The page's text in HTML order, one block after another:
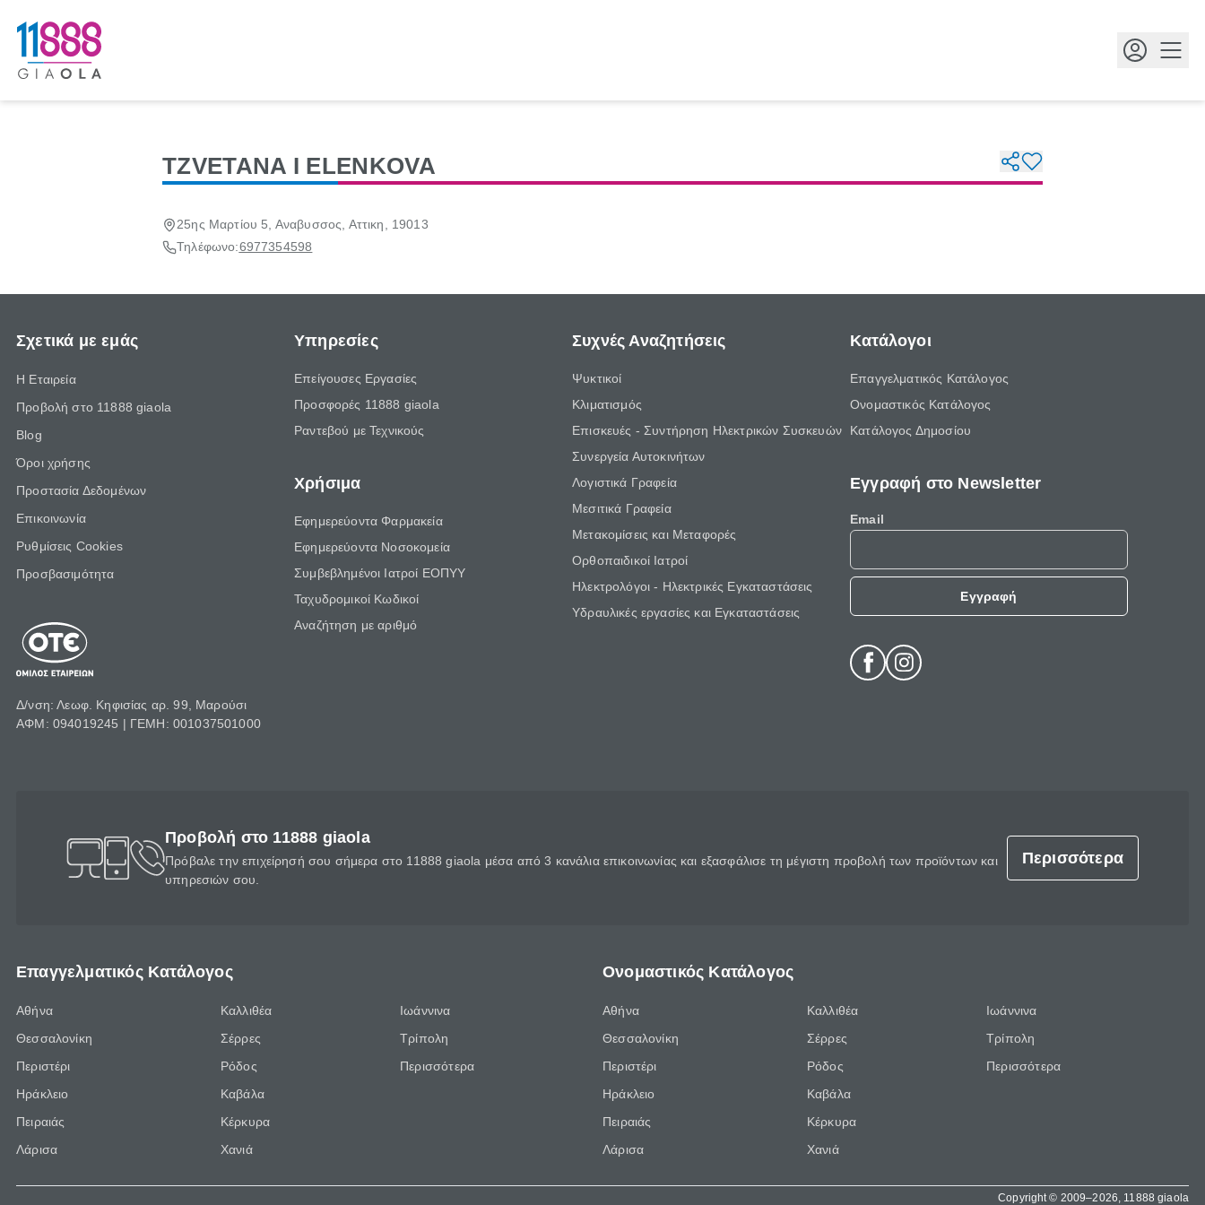
TZVETANA I ELENKOVA
25ης Μαρτίου 5, Αναβυσσος, Αττικη, 19013
Τηλέφωνο:6977354598
Σχετικά με εμάς
Η Εταιρεία
Προβολή στο 11888 giaola
Blog
Όροι χρήσης
Προστασία Δεδομένων
Επικοινωνία
Ρυθμίσεις Cookies
Προσβασιμότητα
Δ/νση: Λεωφ. Κηφισίας αρ. 99, Μαρούσι
ΑΦΜ: 094019245 | ΓΕΜΗ: 001037501000
Υπηρεσίες
Επείγουσες Εργασίες
Προσφορές 11888 giaola
Ραντεβού με Τεχνικούς
Χρήσιμα
Εφημερεύοντα Φαρμακεία
Εφημερεύοντα Νοσοκομεία
Συμβεβλημένοι Ιατροί ΕΟΠΥΥ
Ταχυδρομικοί Κωδικοί
Αναζήτηση με αριθμό
Συχνές Αναζητήσεις
Ψυκτικοί
Κλιματισμός
Επισκευές - Συντήρηση Ηλεκτρικών Συσκευών
Συνεργεία Αυτοκινήτων
Λογιστικά Γραφεία
Μεσιτικά Γραφεία
Μετακομίσεις και Μεταφορές
Ορθοπαιδικοί Ιατροί
Ηλεκτρολόγοι - Ηλεκτρικές Εγκαταστάσεις
Υδραυλικές εργασίες και Εγκαταστάσεις
Κατάλογοι
Επαγγελματικός Κατάλογος
Ονομαστικός Κατάλογος
Κατάλογος Δημοσίου
Εγγραφή στο Newsletter
Email
Εγγραφή
Προβολή στο 11888 giaola
Πρόβαλε την επιχείρησή σου σήμερα στο 11888 giaola μέσα από 3 κανάλια επικοινωνίας και εξασφάλισε τη μέγιστη προβολή των προϊόντων και
υπηρεσιών σου.
Περισσότερα
Επαγγελματικός Κατάλογος
Αθήνα
Θεσσαλονίκη
Περιστέρι
Ηράκλειο
Πειραιάς
Λάρισα
Καλλιθέα
Σέρρες
Ρόδος
Καβάλα
Κέρκυρα
Χανιά
Ιωάννινα
Τρίπολη
Περισσότερα
Ονομαστικός Κατάλογος
Αθήνα
Θεσσαλονίκη
Περιστέρι
Ηράκλειο
Πειραιάς
Λάρισα
Καλλιθέα
Σέρρες
Ρόδος
Καβάλα
Κέρκυρα
Χανιά
Ιωάννινα
Τρίπολη
Περισσότερα
Copyright © 2009–2026, 11888 giaola